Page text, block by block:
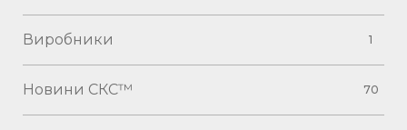
Виробники 1
Новини СКС™ 70